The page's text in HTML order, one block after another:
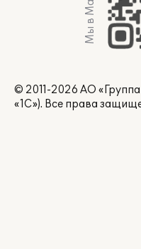
Мы в Max
© 2011-2026 АО
«1С»). Все права